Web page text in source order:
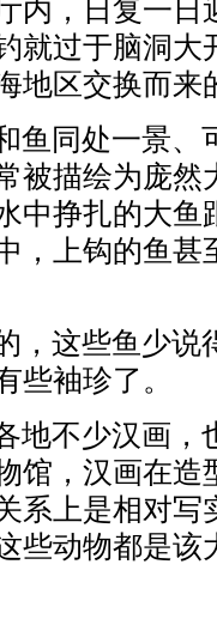
内，日复一日
就过于脑洞大
地区交换而来
鱼同处一景、
被描绘为庞然
中挣扎的大鱼
，上钩的鱼甚
，这些鱼少说
些袖珍了。
地不少汉画，
馆，汉画在造
系上是相对写
些动物都是该